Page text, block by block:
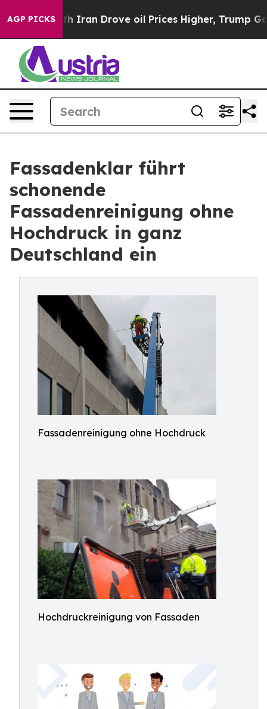
AGP PICKS
With Iran Drove oil Prices Higher, Trump Gave
Fassadenklar führt
schonende
Fassadenreinigung ohne
Hochdruck in ganz
Deutschland ein
Fassadenreinigung ohne Hochdruck
Hochdruckreinigung von Fassaden